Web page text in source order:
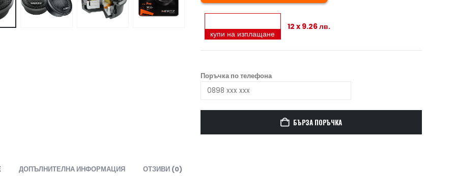
купи на изплащане
12 x 9.26 лв.
Поръчка по телефона
БЪРЗА ПОРЪЧКА
ДОПЪЛНИТЕЛНА ИНФОРМАЦИЯ ОТЗИВИ (0)